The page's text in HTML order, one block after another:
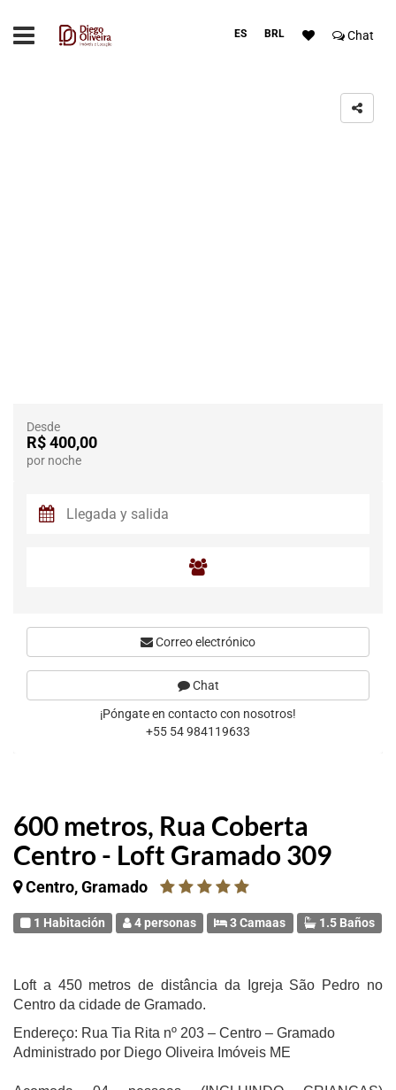
ES BRL Chat
600 metros, Rua Coberta
Centro - Loft Gramado 309
Centro, Gramado
1 Habitación 4 personas 3 Camaas 1.5 Baños
Loft a 450 metros de distância da Igreja São Pedro no
Centro da cidade de Gramado.
Endereço: Rua Tia Rita nº 203 – Centro – Gramado
Administrado por Diego Oliveira Imóveis ME
Desde
R$ 400,00
por noche
Correo electrónico
Chat
¡Póngate en contacto con nosotros!
+55 54 984119633